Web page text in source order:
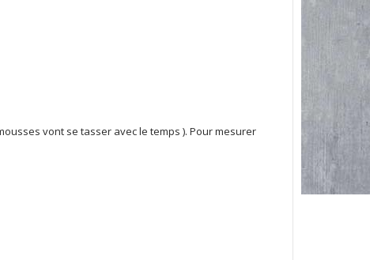
vont se tasser avec le temps ). Pour mesurer